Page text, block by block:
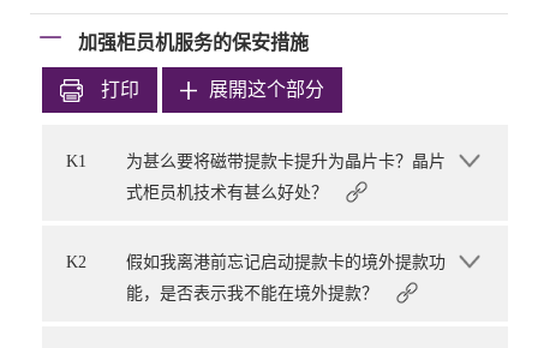
加强柜员机服务的保安措施
打印 展開这个部分
K1
为甚么要将磁带提款卡提升为晶片卡？晶片
式柜员机技术有甚么好处？
K2
假如我离港前忘记启动提款卡的境外提款功
能，是否表示我不能在境外提款？